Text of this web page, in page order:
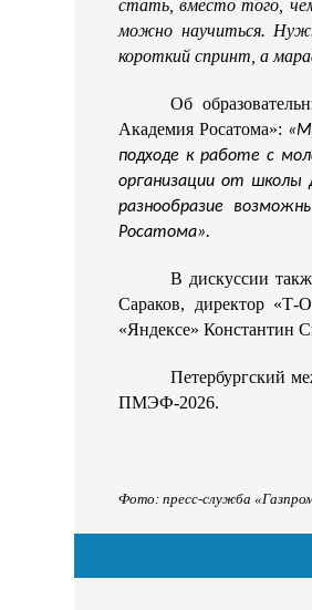
стать, вместо того,
можно научиться.
короткий спринт, а
Об
Академия Росатома»:
подходе к работе с
организации от школы
разнообразие
Росатома».
В дискуссии
Сараков, директор «Т-
«Яндексе» Константин
Петербургский
ПМЭФ-2026.
Фото: пресс-служба